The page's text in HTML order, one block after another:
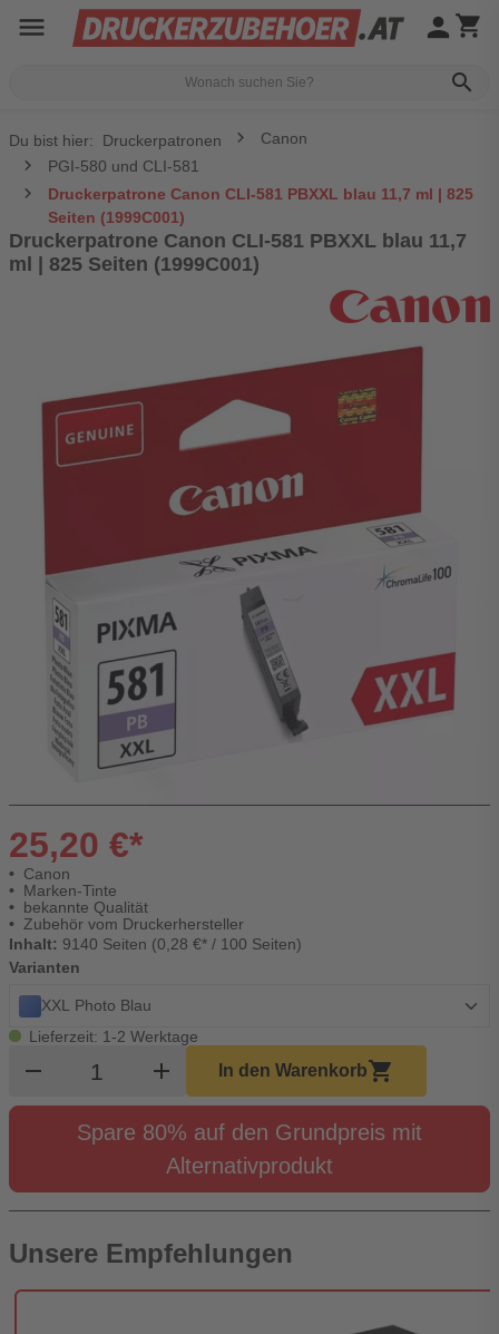
menu
search
person shopping_cart
Du bist hier: Druckerpatronen
Canon
PGI-580 und CLI-581
Druckerpatrone Canon CLI-581 PBXXL blau 11,7 ml | 825
Seiten (1999C001)
Druckerpatrone Canon CLI-581 PBXXL blau 11,7
ml | 825 Seiten (1999C001)
25,20 €*
Canon
Marken-Tinte
bekannte Qualität
Zubehör vom Druckerhersteller
Inhalt: 9140 Seiten (0,28 €* / 100 Seiten)
Varianten
XXL Photo Blau
Lieferzeit: 1-2 Werktage
remove Produkt Warenkorb Menge
add In den Warenkorbshopping_cart
Spare 80% auf den Grundpreis mit
Alternativprodukt
Unsere Empfehlungen